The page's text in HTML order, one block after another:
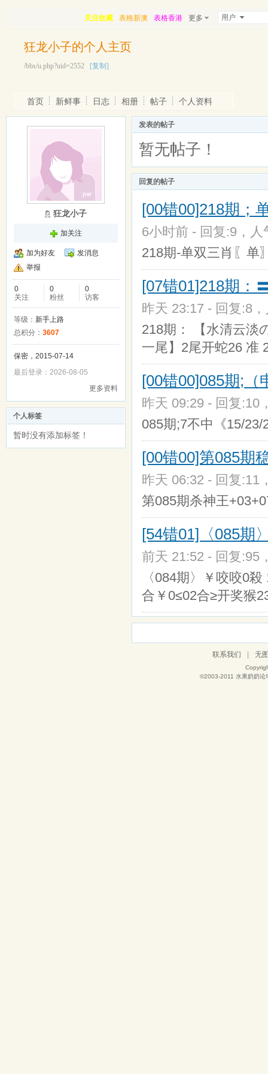
关注收藏 表格新澳 表格香港 更多 用户
狂龙小子的个人主页
/bbs/u.php?uid=2552 [复制]
首页 新鲜事 日志 相册 帖子 个人资料
狂龙小子
加关注
加为好友
发消息
举报
0
关注
0
粉丝
0
访客
等级： 新手上路
总积分： 3607
保密，2015-07-14
最后登录：2026-08-05
更多资料
个人标签
暂时没有添加标签！
发表的帖子
暂无帖子！
回复的帖子
[00错00]218期；
6小时前 - 回复:9，
218期-单双三肖〖单
[07错01]218期：
昨天 23:17 - 回复:8
218期： 【水清云淡
一尾】2尾开蛇26 准
[00错00]085期;（
昨天 09:29 - 回复:10
085期;7不中《15/
[00错00]第085期
昨天 06:32 - 回复:11
第085期杀神王
[54错01]〈085期
前天 21:52 - 回复:95
〈084期〉￥咬咬0
合￥0≤02合≥开奖猴
联系我们 无
©2003-2011 水果奶奶论